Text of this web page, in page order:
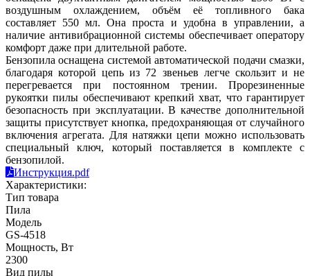
воздушным охлаждением, объём её топливного бака
составляет 550 мл. Она проста и удобна в управлении, а
наличие антивибрационной системы обеспечивает оператору
комфорт даже при длительной работе.
Бензопила оснащена системой автоматической подачи смазки,
благодаря которой цепь из 72 звеньев легче скользит и не
перегревается при постоянном трении. Прорезиненные
рукоятки пилы обеспечивают крепкий хват, что гарантирует
безопасность при эксплуатации. В качестве дополнительной
защиты присутствует кнопка, предохраняющая от случайного
включения агрегата. Для натяжки цепи можно использовать
специальный ключ, который поставляется в комплекте с
бензопилой.
Инструкция.pdf
Характеристики:
Тип товара
Пила
Модель
GS-4518
Мощность, Вт
2300
Вид пилы